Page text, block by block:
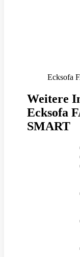
Ecksofa
Weitere
Ecksofa
SMART